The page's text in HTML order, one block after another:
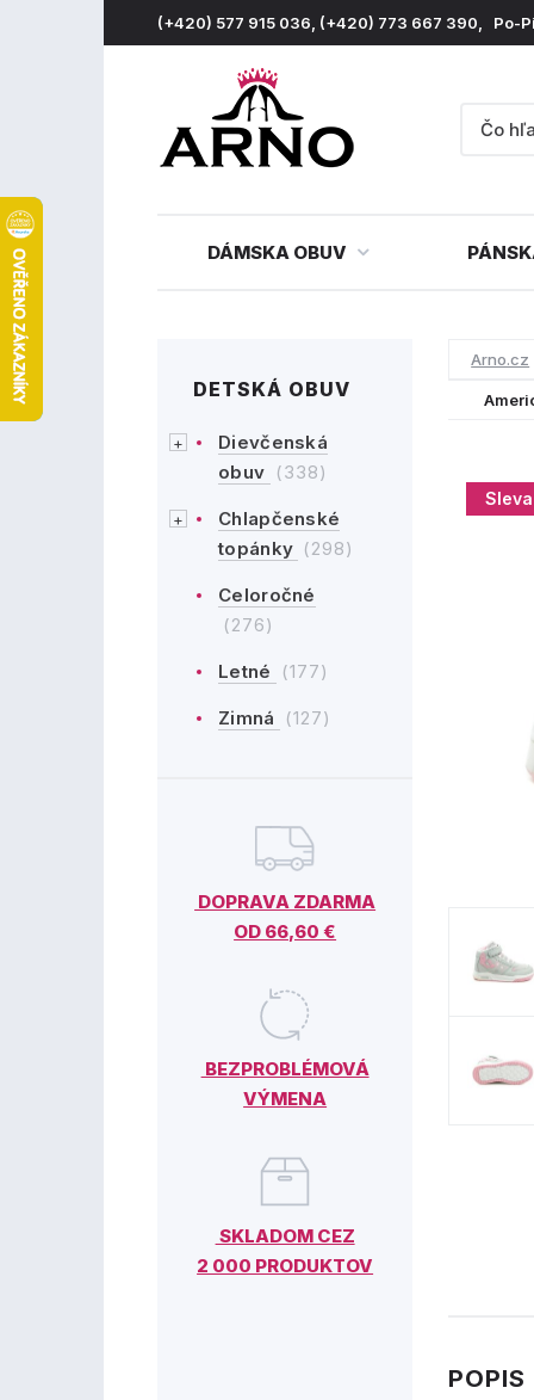
(+420) 577 915 036, (+420) 773 667 390, Po-
DÁMSKA OBUV
DETSKÁ OBUV
Dievčenská
obuv (338)
Chlapčenské
topánky (298)
Celoročné
(276)
Letné (177)
Zimná (127)
DOPRAVA ZDARMA
OD 66,60 €
BEZPROBLÉMOVÁ
VÝMENA
SKLADOM CEZ
2 000 PRODUKTOV
Arno.cz
Sleva
POPIS